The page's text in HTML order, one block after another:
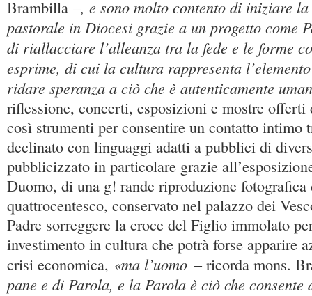
Brambilla –, e sono molto contento di iniziare
pastorale in Diocesi grazie a un progetto come
di riallacciare l’alleanza tra la fede e le forme
esprime, di cui la cultura rappresenta
ridare speranza a ciò che è autenticamente
riflessione, concerti, esposizioni e mostre offerti
così strumenti per consentire un contatto intimo
declinato con linguaggi adatti a pubblici di
pubblicizzato in particolare grazie
Duomo, di una g! rande riproduzione fotografica
quattrocentesco, conservato nel palazzo dei
Padre sorreggere la croce del Figlio immolato
investimento in cultura che potrà forse apparire
crisi economica, «ma l’uomo – ricorda mons.
pane e di Parola, e la Parola è ciò che